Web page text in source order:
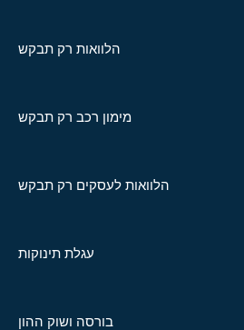
הלוואות רק תבקש
מימון רכב רק תבקש
הלוואות לעסקים רק תבקש
עגלת תינוקות
בורסה ושוק ההון